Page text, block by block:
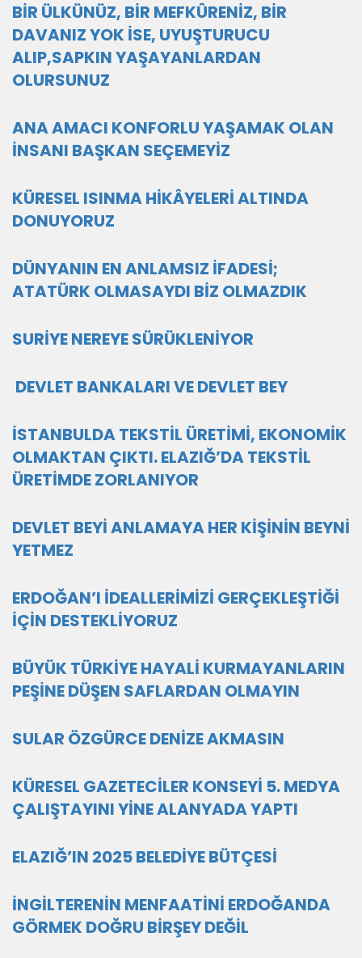
BİR ÜLKÜNÜZ, BİR MEFKÛRENİZ, BİR
DAVANIZ YOK İSE, UYUŞTURUCU
ALIP,SAPKIN YAŞAYANLARDAN
OLURSUNUZ
ANA AMACI KONFORLU YAŞAMAK OLAN
İNSANI BAŞKAN SEÇEMEYİZ
KÜRESEL ISINMA HİKÂYELERİ ALTINDA
DONUYORUZ
DÜNYANIN EN ANLAMSIZ İFADESİ;
ATATÜRK OLMASAYDI BİZ OLMAZDIK
SURİYE NEREYE SÜRÜKLENİYOR
DEVLET BANKALARI VE DEVLET BEY
İSTANBULDA TEKSTİL ÜRETİMİ, EKONOMİK
OLMAKTAN ÇIKTI. ELAZIĞ’DA TEKSTİL
ÜRETİMDE ZORLANIYOR
DEVLET BEYİ ANLAMAYA HER KİŞİNİN BEYNİ
YETMEZ
ERDOĞAN’I İDEALLERİMİZİ GERÇEKLEŞTİĞİ
İÇİN DESTEKLİYORUZ
BÜYÜK TÜRKİYE HAYALİ KURMAYANLARIN
PEŞİNE DÜŞEN SAFLARDAN OLMAYIN
SULAR ÖZGÜRCE DENİZE AKMASIN
KÜRESEL GAZETECİLER KONSEYİ 5. MEDYA
ÇALIŞTAYINI YİNE ALANYADA YAPTI
ELAZIĞ’IN 2025 BELEDİYE BÜTÇESİ
İNGİLTERENİN MENFAATİNİ ERDOĞANDA
GÖRMEK DOĞRU BİRŞEY DEĞİL